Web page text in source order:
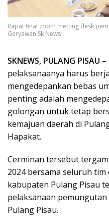
Rapat final zoom metting desk
Geryawan Sk News
SKNEWS, PULANG PISAU –
pelaksanaanya harus
mengedepankan bebas
penting adalah
golongan untuk tetap
kemajuan daerah di
Hapakat.
Cerminan tersebut
2024 bersama seluruh
kabupaten Pulang Pisau
pelaksanaan
Pulang Pisau.